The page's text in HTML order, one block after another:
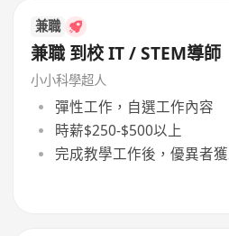
兼職
兼職 到校 IT / STEM導師
小小科學超人
彈性工作，自選工作內容
時薪$250-$500以上
完成教學工作後，優異者